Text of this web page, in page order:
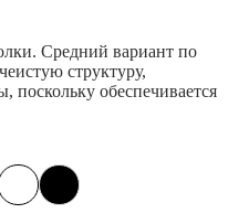
Средний вариант по
структуру,
обеспечивается